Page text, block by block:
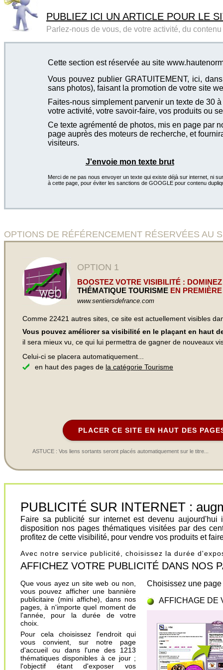
PUBLIEZ ICI UN ARTICLE POUR LE
Parlez-nous de vous, de votre activité, du
Cette section est réservée au site
Vous pouvez publier GRATUITEMENT, ici,
sans photos), faisant la promotion de votre site
Faites-nous simplement parvenir un texte de 30
votre activité, votre savoir-faire, vos produits ou
Ce texte agrémenté de photos, mis en page par
page auprès des moteurs de recherche, et
visiteurs.
J'envoie mon texte brut
Merci de ne pas nous envoyer un texte qui existe déjà sur internet, ni
à cette page, pour éviter les sanctions de GOOGLE pour contenu
OPTIONS DE RÉFÉRENCEMENT RÉSERVÉES AU
OPTION 1
BOOSTEZ VOTRE VISIBILITÉ :
THÉMATIQUE TOURISME EN
www.sentiersdefrance.com
Comme 22421 autres sites, ce site est actuellement visibles
Vous pouvez améliorer sa visibilité en le plaçant en haut
il sera mieux vu, ce qui lui permettra de gagner de nouveaux
Celui-ci se placera automatiquement...
en haut des pages de la catégorie Tourisme
PLACER CE SITE EN HAUT DES
ASTUCE : Vos liens sortants seront placés automatiquement sur le titre...
PUBLICITÉ SUR INTERNET :
Faire sa publicité sur internet est devenu
disposition nos pages thématiques visitées par des
profitez de cette visibilité, pour vendre vos produits et
Avec notre service publicité, choisissez la durée
AFFICHEZ VOTRE PUBLICITÉ DANS NOS
Que vous ayez un site web ou non,
vous pouvez afficher une bannière
publicitaire (mini affiche), dans nos
pages, à n'importe quel moment de
l'année, pour la durée de votre
choix.
Pour cela choisissez l'endroit qui
vous convient, sur notre page
d'accueil ou dans l'une des 1213
thématiques disponibles à ce jour ;
l'objectif étant d'exposer vos
Choisissez une
AFFICHAGE DE